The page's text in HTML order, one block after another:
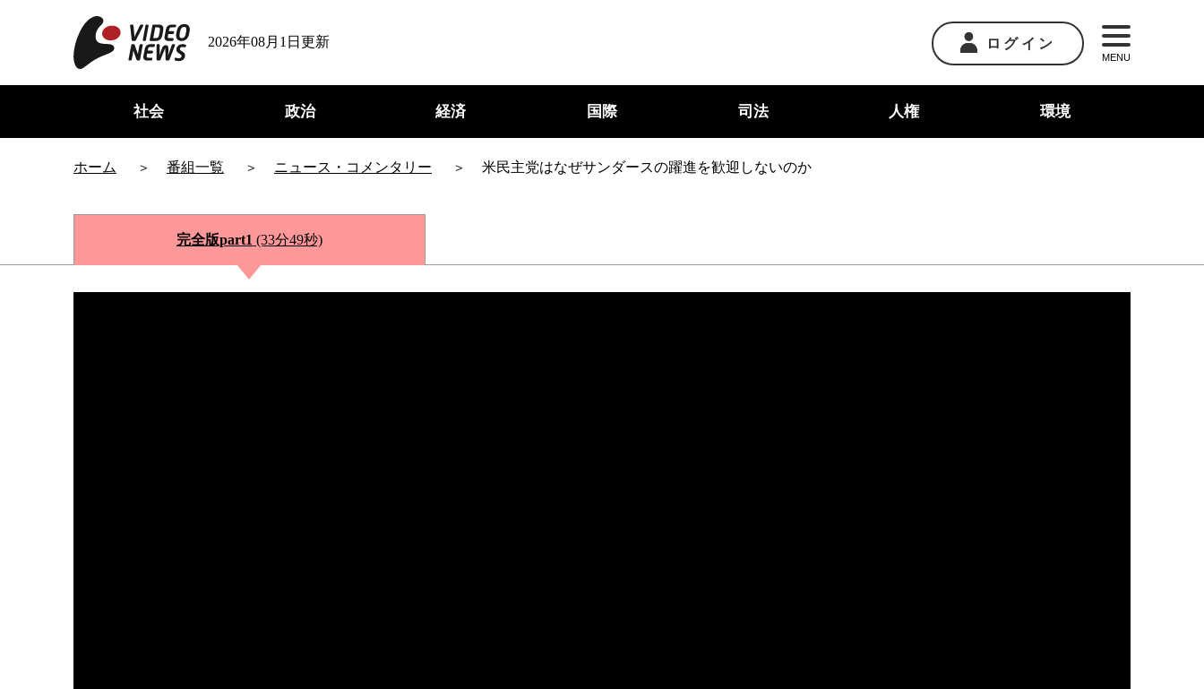
2026年08月1日更新 ログイン
MENU
社会 政治 経済 国際 司法 人権 環境
ホーム 番組一覧 ニュース・コメンタリー 米民主党はなぜサンダースの躍進を歓迎しないのか
完全版part1 (33分49秒)